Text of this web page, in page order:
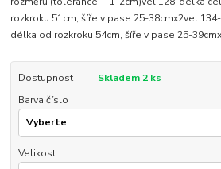
rozkroku 51cm, šíře v pase 25-
délka od rozkroku 54cm, šíře v pase 25-
Dostupnost
Skladem 2 ks
Barva číslo
Velikost